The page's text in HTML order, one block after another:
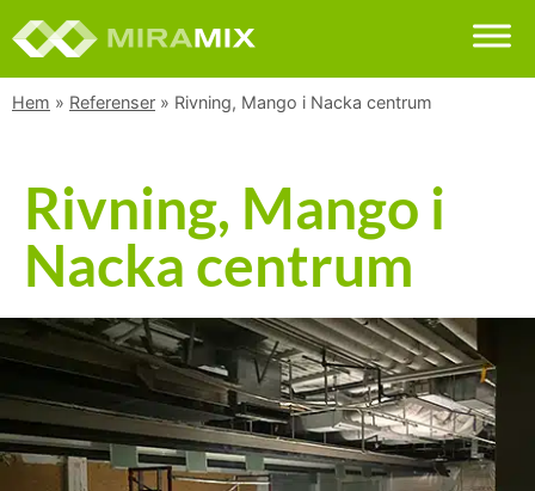
Hem » Referenser » Rivning, Mango i Nacka centrum
Rivning, Mango i
Nacka centrum